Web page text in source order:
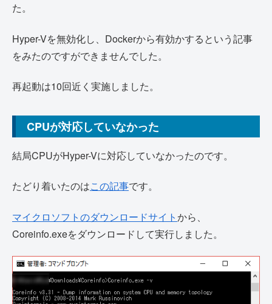
た。
Hyper-Vを無効化し、Dockerから有効かするという記事
をみたのですができませんでした。
再起動は10回近く実施しました。
CPUが対応していなかった
結局CPUがHyper-Vに対応していなかったのです。
たどり着いたのはこの記事です。
マイクロソフトのダウンロードサイトから、
Coreinfo.exeをダウンロードして実行しました。